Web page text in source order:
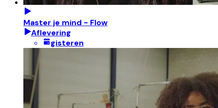
Master je mind - Flow
Aflevering
gisteren